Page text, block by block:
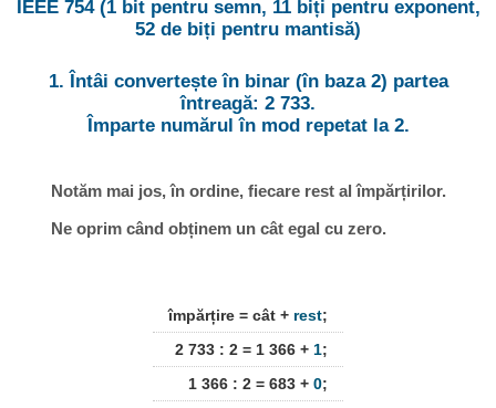
IEEE 754 (1 bit pentru semn, 11 biți pentru exponent,
52 de biți pentru mantisă)
1. Întâi convertește în binar (în baza 2) partea
întreagă: 2 733.
Împarte numărul în mod repetat la 2.
Notăm mai jos, în ordine, fiecare rest al împărțirilor.
Ne oprim când obținem un cât egal cu zero.
împărțire = cât + rest;
2 733 : 2 = 1 366 + 1;
1 366 : 2 = 683 + 0;